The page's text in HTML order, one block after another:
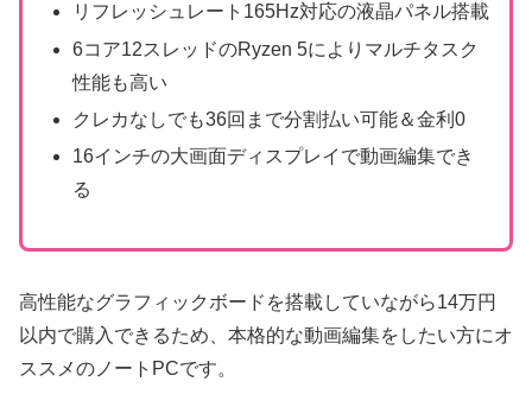
リフレッシュレート165Hz対応の液晶パネル搭載
6コア12スレッドのRyzen 5によりマルチタスク
性能も高い
クレカなしでも36回まで分割払い可能＆金利0
16インチの大画面ディスプレイで動画編集でき
る
高性能なグラフィックボードを搭載していながら14万円
以内で購入できるため、本格的な動画編集をしたい方にオ
ススメのノートPCです。